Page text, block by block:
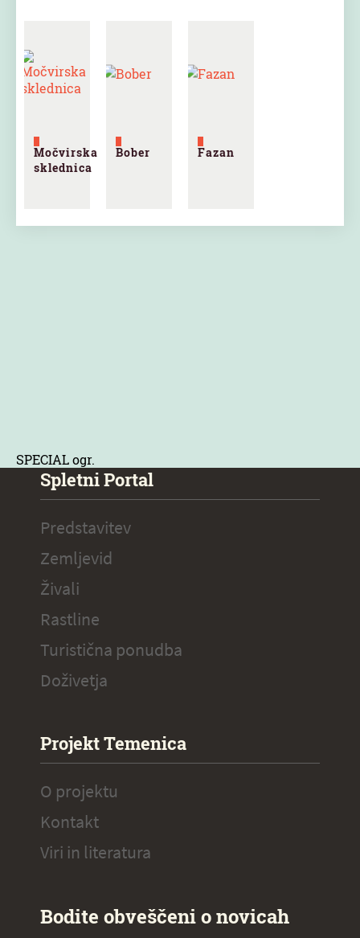
Močvirska
sklednica
Bober Fazan
SPECIAL ogr.
Spletni Portal
Predstavitev
Zemljevid
Živali
Rastline
Turistična ponudba
Doživetja
Projekt Temenica
O projektu
Kontakt
Viri in literatura
Bodite obveščeni o novicah